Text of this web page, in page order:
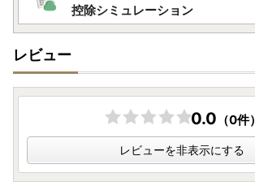
控除シミュレーション
レビュー
0.0 （0件）
レビューを非表示にする